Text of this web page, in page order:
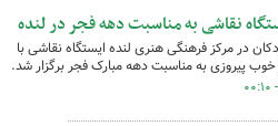
نقاشی به مناسبت دهه فجر در لنده
در مرکز فرهنگی هنری لنده ایستگاه نقاشی با
پیروزی به مناسبت دهه مبارک فجر برگزار شد.